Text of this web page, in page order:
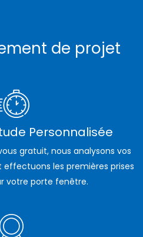
de projet
Personnalisée
gratuit, nous analysons vos
effectuons les premières prises
votre porte fenêtre.